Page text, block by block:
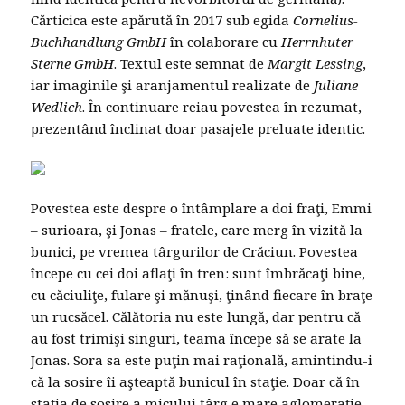
Cărticica este apărută în 2017 sub egidaCornelius-
Buchhandlung GmbHîn colaborare cuHerrnhuter
Sterne GmbH. Textul este semnat deMargit Lessing,
iar imaginile şi aranjamentul realizate de Juliane
Wedlich. În continuare reiau povestea în rezumat,
prezentând înclinat doar pasajele preluate identic.
Povestea este despre o întâmplare a doi fraţi, Emmi
– surioara, şi Jonas – fratele, care merg în vizită la
bunici, pe vremea târgurilor de Crăciun. Povestea
începe cu cei doi aflaţi în tren: sunt îmbrăcaţi bine,
cu căciuliţe, fulare şi mănuşi, ţinând fiecare în braţe
un rucsăcel. Călătoria nu este lungă, dar pentru că
au fost trimişi singuri, teama începe să se arate la
Jonas. Sora sa este puţin mai raţională, amintindu-i
că la sosire îi aşteaptă bunicul în staţie. Doar că în